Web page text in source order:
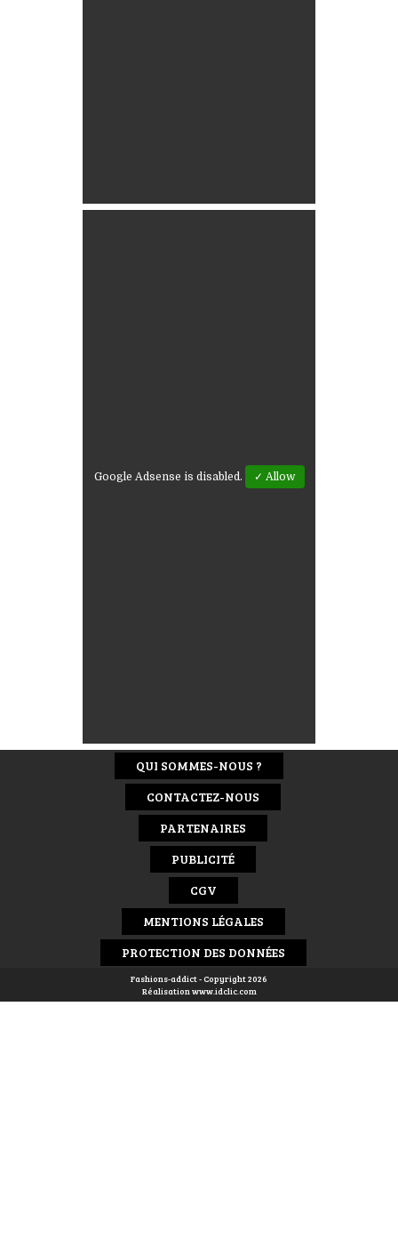
Google Adsense is disabled. ✓ Allow
QUI SOMMES-NOUS ?
CONTACTEZ-NOUS
PARTENAIRES
PUBLICITÉ
CGV
MENTIONS LÉGALES
PROTECTION DES DONNÉES
Fashions-addict - Copyright 2026
Réalisationwww.idclic.com